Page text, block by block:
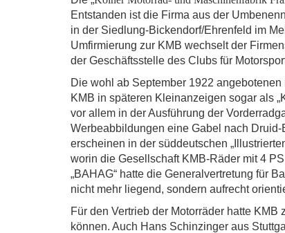
Entstanden ist die Firma aus der
in der Siedlung-Bickendorf/Ehrenfeld im
Umfirmierung zur KMB wechselt der
der Geschäftsstelle des Clubs für
Die wohl ab September 1922
KMB in späteren Kleinanzeigen sogar als
vor allem in der Ausführung der
Werbeabbildungen eine Gabel nach
erscheinen in der süddeutschen
worin die Gesellschaft KMB-Räder mit 4
„BAHAG“ hatte die Generalvertretung für
nicht mehr liegend, sondern aufrecht
Für den Vertrieb der Motorräder hatte
können. Auch Hans Schinzinger aus